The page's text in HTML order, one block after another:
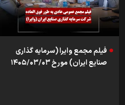
فیلم مجمع وایرا (سرمایه گذاری
صنایع ایران) مورخ ۱۴۰۵/۰۳/۰۳